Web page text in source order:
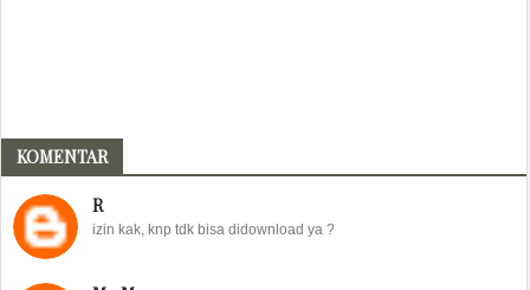
KOMENTAR
R
izin kak, knp tdk bisa didownload ya ?